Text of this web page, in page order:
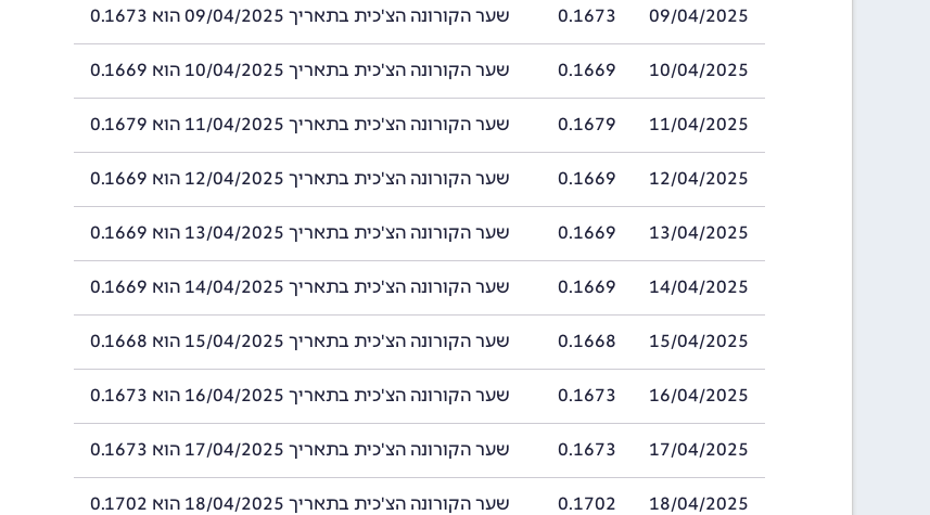
09/04/2025
0.1673 שער הקורונה הצ'כית בתאריך 09/04/2025 הוא 0.1673
10/04/2025
0.1669 שער הקורונה הצ'כית בתאריך 10/04/2025 הוא 0.1669
11/04/2025
0.1679 שער הקורונה הצ'כית בתאריך 11/04/2025 הוא 0.1679
12/04/2025
0.1669 שער הקורונה הצ'כית בתאריך 12/04/2025 הוא 0.1669
13/04/2025
0.1669 שער הקורונה הצ'כית בתאריך 13/04/2025 הוא 0.1669
14/04/2025
0.1669 שער הקורונה הצ'כית בתאריך 14/04/2025 הוא 0.1669
15/04/2025
0.1668 שער הקורונה הצ'כית בתאריך 15/04/2025 הוא 0.1668
16/04/2025
0.1673 שער הקורונה הצ'כית בתאריך 16/04/2025 הוא 0.1673
17/04/2025
0.1673 שער הקורונה הצ'כית בתאריך 17/04/2025 הוא 0.1673
18/04/2025
0.1702 שער הקורונה הצ'כית בתאריך 18/04/2025 הוא 0.1702